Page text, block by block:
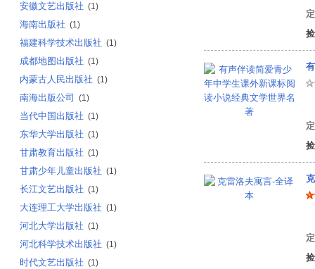
安徽文艺出版社 (1)
海南出版社 (1)
福建科学技术出版社 (1)
成都地图出版社 (1)
内蒙古人民出版社 (1)
南海出版公司 (1)
当代中国出版社 (1)
东华大学出版社 (1)
甘肃教育出版社 (1)
甘肃少年儿童出版社 (1)
长江文艺出版社 (1)
大连理工大学出版社 (1)
河北大学出版社 (1)
河北科学技术出版社 (1)
时代文艺出版社 (1)